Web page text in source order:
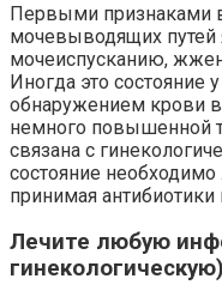
Первыми признаками
мочевыводящих
мочеиспусканию,
Иногда это состояние
обнаружением крови
немного повышенной
связана с
состояние
принимая
Лечите любую